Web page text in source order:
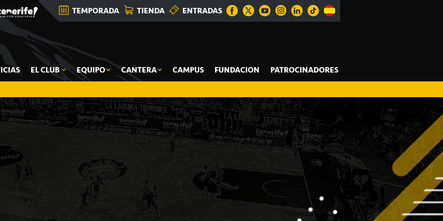
TEMPORADA TIENDA ENTRADAS
EL CLUB EQUIPO CANTERA CAMPUS FUNDACION PATROCINADORES